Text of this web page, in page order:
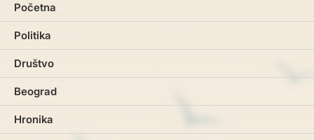
Početna
Politika
Društvo
Beograd
Hronika